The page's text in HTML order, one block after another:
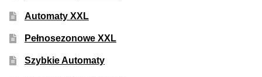
Automaty XXL
Pełnosezonowe XXL
Szybkie Automaty